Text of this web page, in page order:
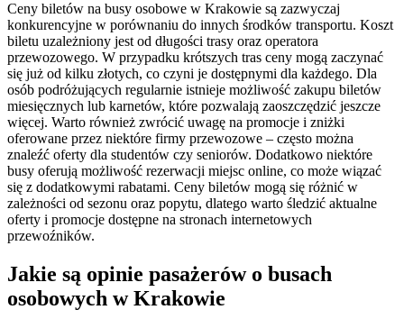
Ceny biletów na busy osobowe w Krakowie są zazwyczaj
konkurencyjne w porównaniu do innych środków transportu. Koszt
biletu uzależniony jest od długości trasy oraz operatora
przewozowego. W przypadku krótszych tras ceny mogą zaczynać
się już od kilku złotych, co czyni je dostępnymi dla każdego. Dla
osób podróżujących regularnie istnieje możliwość zakupu biletów
miesięcznych lub karnetów, które pozwalają zaoszczędzić jeszcze
więcej. Warto również zwrócić uwagę na promocje i zniżki
oferowane przez niektóre firmy przewozowe – często można
znaleźć oferty dla studentów czy seniorów. Dodatkowo niektóre
busy oferują możliwość rezerwacji miejsc online, co może wiązać
się z dodatkowymi rabatami. Ceny biletów mogą się różnić w
zależności od sezonu oraz popytu, dlatego warto śledzić aktualne
oferty i promocje dostępne na stronach internetowych
przewoźników.
Jakie są opinie pasażerów o busach
osobowych w Krakowie